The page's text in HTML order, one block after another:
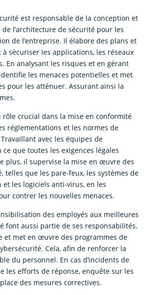
est responsable de la conception et
l’architecture de sécurité pour les
de l’entreprise. Il élabore des plans et
sécuriser les applications, les réseaux
En analysant les risques et en gérant
les menaces potentielles et met
pour les atténuer. Assurant ainsi la
rôle crucial dans la mise en conformité
réglementations et les normes de
avec les équipes de
que toutes les exigences légales
plus, il supervise la mise en œuvre des
telles que les pare-feux, les systèmes de
et les logiciels anti-virus, en les
contrer les nouvelles menaces.
des employés aux meilleures
font aussi partie de ses responsabilités.
et met en œuvre des programmes de
Cela, afin de renforcer la
du personnel. En cas d’incidents de
les efforts de réponse, enquête sur les
des mesures correctives.